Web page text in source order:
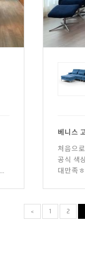
베니스
처음으
공식 색
대만족
< 1 2